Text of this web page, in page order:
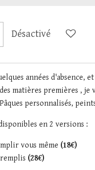
Désactivé
années d'absence,
matières premières , je
personnalisés,
en 2 versions :
vous même (18€)
(28€)